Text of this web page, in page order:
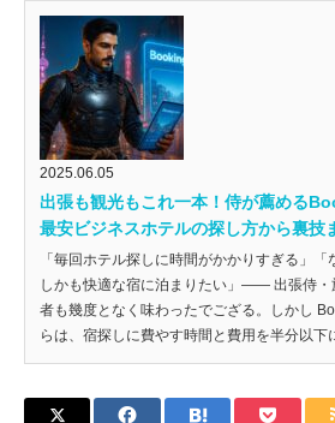
2025.06.05
出張も観光もこれ一本！侍が薦める
最安ビジネスホテルの探し方から裏技
「毎回ホテル探しに時間がかかりすぎる」「
しかも快適な宿に泊まりたい」―― 出張侍・
者も幾度となく味わったでござる。しかし
らは、宿探しに費やす時間と費用を半分以下